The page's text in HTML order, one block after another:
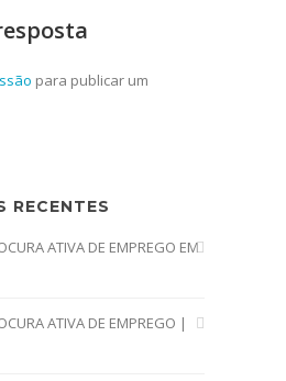
para publicar um
RECENTES
ATIVA DE EMPREGO EM
ATIVA DE EMPREGO |